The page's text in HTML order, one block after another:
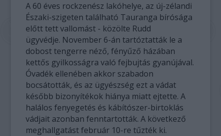
A 60 éves rockzenész lakóhelye, az új-zélandi
Északi-szigeten található Tauranga bírósága
előtt tett vallomást - közölte Rudd
ügyvédje. November 6-án tartóztatták le a
dobost tengerre néző, fényűző házában
kettős gyilkosságra való fejbujtás gyanújával.
Óvadék ellenében akkor szabadon
bocsátották, és az ügyészség ezt a vádat
később bizonyítékok hiánya miatt ejtette. A
halálos fenyegetés és kábítószer-birtoklás
vádjait azonban fenntartották. A következő
meghallgatást február 10-re tűzték ki.